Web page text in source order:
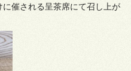
催される呈茶席にて召し上が